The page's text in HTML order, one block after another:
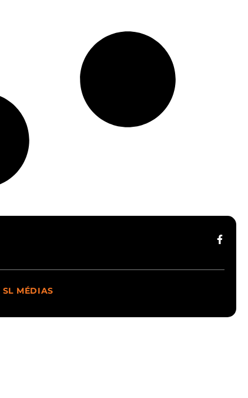
SL MÉDIAS